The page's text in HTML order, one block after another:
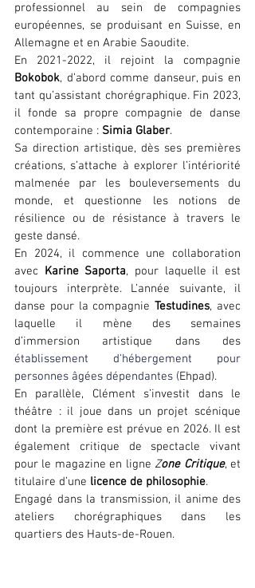
professionnel au sein de compagnies
européennes, se produisant en Suisse, en
Allemagne et en Arabie Saoudite.
Bokobok, d’abord comme danseur, puis en
tant qu’assistant chorégraphique. Fin 2023,
il fonde sa propre compagnie de danse
contemporaine : Simia Glaber.
Sa direction artistique, dès ses premières
créations, s’attache à explorer l’intériorité
malmenée par les bouleversements du
monde, et questionne les notions de
résilience ou de résistance à travers le
geste dansé.
En 2024, il commence une collaboration
avec Karine Saporta, pour laquelle il est
toujours interprète. L’année suivante, il
danse pour la compagnie Testudines, avec
laquelle il mène des semaines
établissement d'hébergement pour
personnes âgées dépendantes (Ehpad).
En parallèle, Clément s’investit dans le
théâtre : il joue dans un projet scénique
dont la première est prévue en 2026. Il est
également critique de spectacle vivant
pour le magazine en ligne Zone Critique, et
titulaire d’une licence de philosophie.
Engagé dans la transmission, il anime des
ateliers chorégraphiques dans les
quartiers des Hauts-de-Rouen.